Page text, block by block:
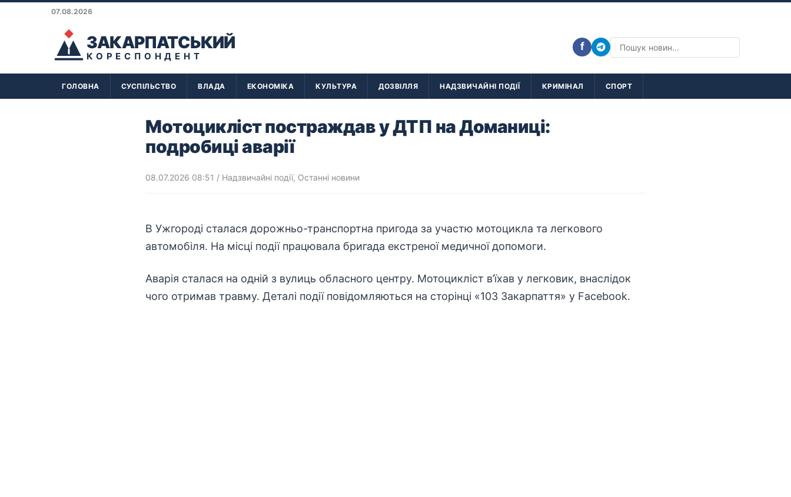
07.08.2026
ЗАКАРПАТСЬКИЙ
КОРЕСПОНДЕНТ
f
ГОЛОВНА СУСПІЛЬСТВО ВЛАДА ЕКОНОМІКА КУЛЬТУРА ДОЗВІЛЛЯ НАДЗВИЧАЙНІ ПОДІЇ КРИМІНАЛ СПОРТ
Мотоцикліст постраждав у ДТП на Доманиці:
подробиці аварії
08.07.2026 08:51 / Надзвичайні події, Останні новини
В Ужгороді сталася дорожньо-транспортна пригода за участю мотоцикла та легкового
автомобіля. На місці події працювала бригада екстреної медичної допомоги.
Аварія сталася на одній з вулиць обласного центру. Мотоцикліст в’їхав у легковик, внаслідок
чого отримав травму. Деталі події повідомляються на сторінці «103 Закарпаття» у Facebook.